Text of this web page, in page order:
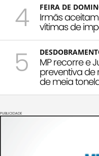
4 FEIRA DE
Irmãs
vítimas de
5 MP recorre e
preventiva
de meia
PUBLICIDADE